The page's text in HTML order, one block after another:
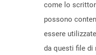
come lo
possono
essere
da questi file di